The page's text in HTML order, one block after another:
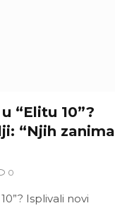
“Elitu 10”?
“Njih zanima
0
Isplivali novi